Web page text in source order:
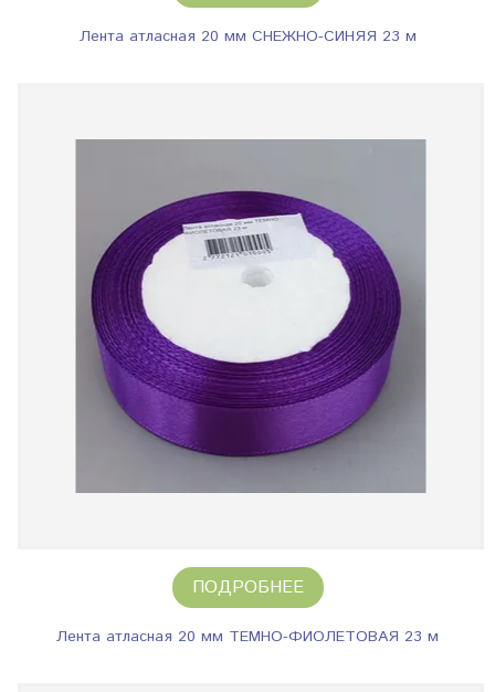
Лента атласная 20 мм СНЕЖНО-СИНЯЯ 23 м
ПОДРОБНЕЕ
Лента атласная 20 мм ТЕМНО-ФИОЛЕТОВАЯ 23 м